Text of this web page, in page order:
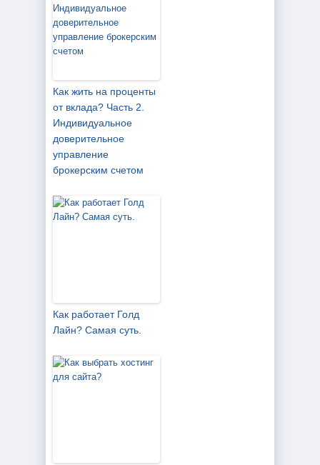
Как жить на проценты
от вклада? Часть 2.
Индивидуальное
доверительное
управление
брокерским счетом
Как работает Голд
Лайн? Самая суть.